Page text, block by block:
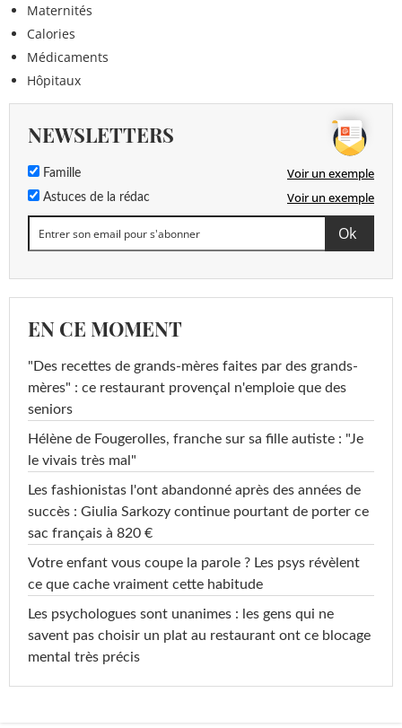
Maternités
Calories
Médicaments
Hôpitaux
NEWSLETTERS
Famille Voir un exemple
Astuces de la rédac Voir un exemple
EN CE MOMENT
"Des recettes de grands-mères faites par des grands-
mères" : ce restaurant provençal n'emploie que des
seniors
Hélène de Fougerolles, franche sur sa fille autiste : "Je
le vivais très mal"
Les fashionistas l'ont abandonné après des années de
succès : Giulia Sarkozy continue pourtant de porter ce
sac français à 820 €
Votre enfant vous coupe la parole ? Les psys révèlent
ce que cache vraiment cette habitude
Les psychologues sont unanimes : les gens qui ne
savent pas choisir un plat au restaurant ont ce blocage
mental très précis